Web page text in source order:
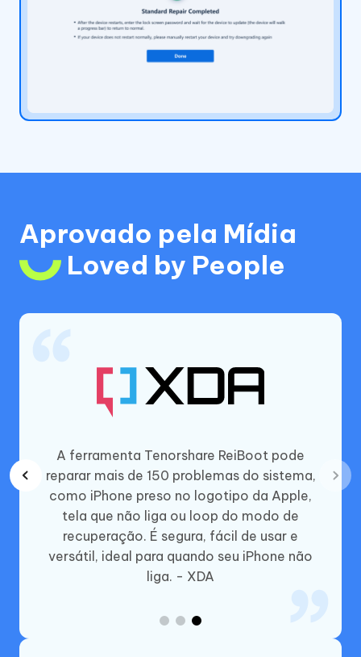
Aprovado pela Mídia
Loved by People
A ferramenta Tenorshare ReiBoot pode
reparar mais de 150 problemas do sistema,
como iPhone preso no logotipo da Apple,
tela que não liga ou loop do modo de
recuperação. É segura, fácil de usar e
versátil, ideal para quando seu iPhone não
liga. - XDA